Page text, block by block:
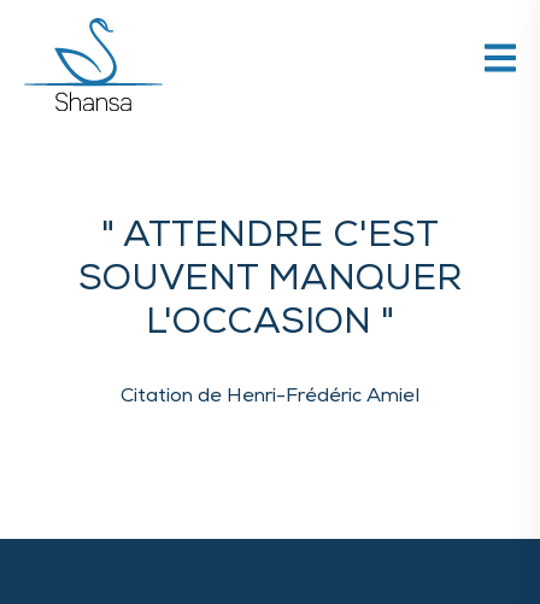
" ATTENDRE C'EST
SOUVENT MANQUER
L'OCCASION "
Citation de Henri-Frédéric Amiel